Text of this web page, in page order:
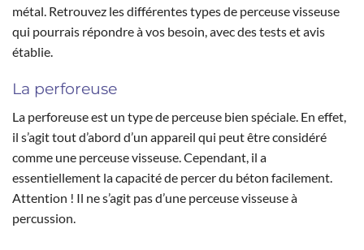
métal. Retrouvez les différentes types de perceuse visseuse
qui pourrais répondre à vos besoin, avec des tests et avis
établie.
La perforeuse
La perforeuse est un type de perceuse bien spéciale. En effet,
il s’agit tout d’abord d’un appareil qui peut être considéré
comme une perceuse visseuse. Cependant, il a
essentiellement la capacité de percer du béton facilement.
Attention ! Il ne s’agit pas d’une perceuse visseuse à
percussion.